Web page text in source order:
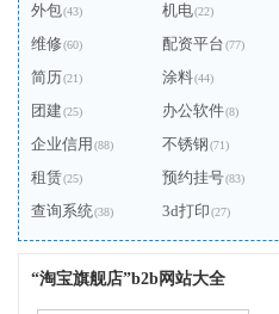
外包(43) 机电(22)
维修(60) 配资平台(77)
简历(21) 涂料(44)
团建(25) 办公软件(8)
企业信用 (88) 不锈钢(71)
租赁(25) 预约挂号(83)
查询系统(38) 3d打印(27)
“淘宝旗舰店”b2b网站大全